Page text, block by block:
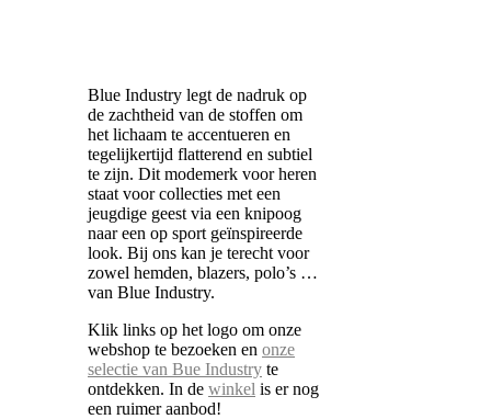
Blue Industry legt de nadruk op
de zachtheid van de stoffen om
het lichaam te accentueren en
tegelijkertijd flatterend en subtiel
te zijn. Dit modemerk voor heren
staat voor collecties met een
jeugdige geest via een knipoog
naar een op sport geïnspireerde
look. Bij ons kan je terecht voor
zowel hemden, blazers, polo’s …
van Blue Industry.
Klik links op het logo om onze
webshop te bezoeken en onze
selectie van Bue Industry te
ontdekken. In de winkel is er nog
een ruimer aanbod!